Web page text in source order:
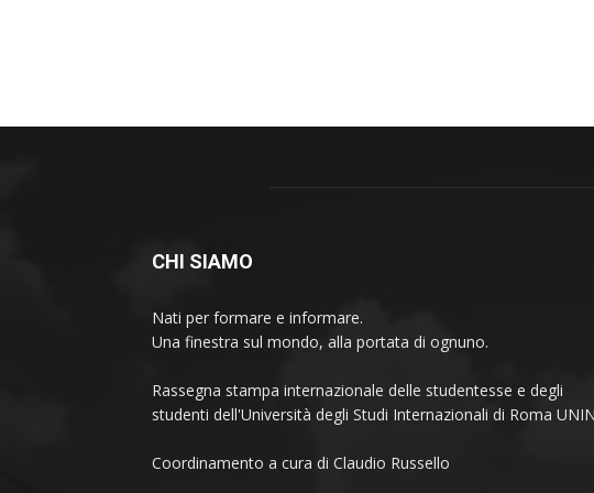
CHI SIAMO
Nati per formare e informare.
Una finestra sul mondo, alla portata di ognuno.
Rassegna stampa internazionale delle studentesse e degli
studenti dell'Università degli Studi Internazionali di Roma
Coordinamento a cura di Claudio Russello